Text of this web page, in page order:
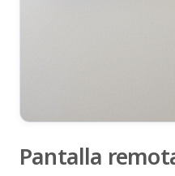
Pantalla